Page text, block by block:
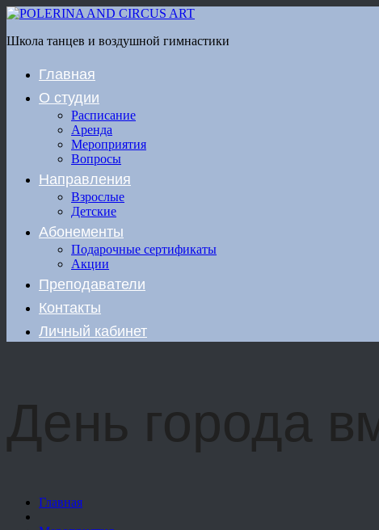
Школа танцев и воздушной гимнастики
Главная
О студии
Расписание
Аренда
Мероприятия
Вопросы
Направления
Взрослые
Детские
Абонементы
Подарочные сертификаты
Акции
Преподаватели
Контакты
Личный кабинет
День города
Главная